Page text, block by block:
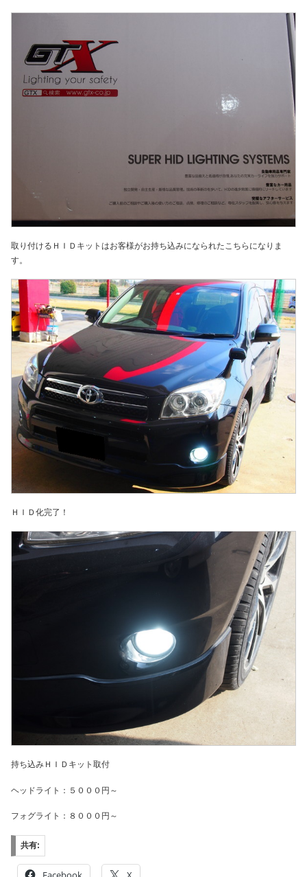
取り付けるＨＩＤキットはお客様がお持ち込みになられたこちらになりま
す。
ＨＩＤ化完了！
持ち込みＨＩＤキット取付
ヘッドライト：５０００円～
フォグライト：８０００円～
共有: